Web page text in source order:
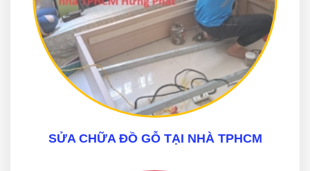
SỬA CHỮA ĐỒ GỖ TẠI NHÀ TPHCM